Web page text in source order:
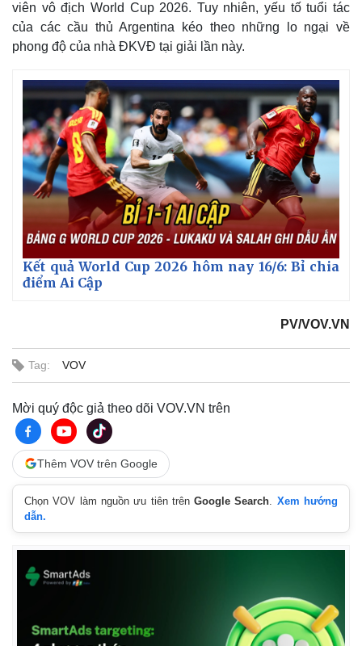
Hồ sơ
viên vô địch World Cup 2026. Tuy nhiên, yếu tố tuổi tác
của các cầu thủ Argentina kéo theo những lo ngại về
phong độ của nhà ĐKVĐ tại giải lần này.
Kết quả World Cup 2026 hôm nay 16/6: Bỉ chia
điểm Ai Cập
PV/VOV.VN
Tag: VOV
Mời quý độc giả theo dõi VOV.VN trên
Thêm VOV trên Google
Chọn VOV làm nguồn ưu tiên trênGoogle Search
Xem hướng
dẫn.